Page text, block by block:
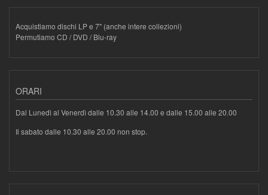
Acquistiamo dischi LP e 7" (anche intere collezioni)
Permutiamo CD / DVD / Blu-ray
ORARI
Dal Lunedì al Venerdì dalle 10.30 alle 14.00 e dalle 15.00 alle 20.00
Il sabato dalle 10.30 alle 20.00 non stop.